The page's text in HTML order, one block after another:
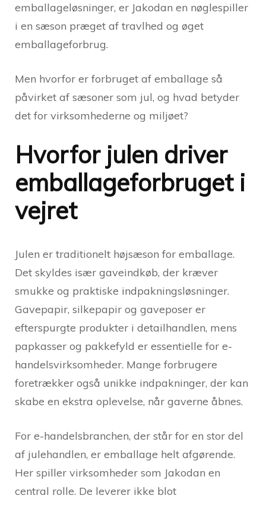
emballageløsninger, er Jakodan en nøglespiller
i en sæson præget af travlhed og øget
emballageforbrug.
Men hvorfor er forbruget af emballage så
påvirket af sæsoner som jul, og hvad betyder
det for virksomhederne og miljøet?
Hvorfor julen driver
emballageforbruget i
vejret
Julen er traditionelt højsæson for emballage.
Det skyldes især gaveindkøb, der kræver
smukke og praktiske indpakningsløsninger.
Gavepapir, silkepapir og gaveposer er
efterspurgte produkter i detailhandlen, mens
papkasser og pakkefyld er essentielle for e-
handelsvirksomheder. Mange forbrugere
foretrækker også unikke indpakninger, der kan
skabe en ekstra oplevelse, når gaverne åbnes.
For e-handelsbranchen, der står for en stor del
af julehandlen, er emballage helt afgørende.
Her spiller virksomheder som Jakodan en
central rolle. De leverer ikke blot